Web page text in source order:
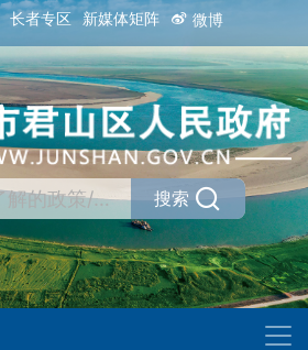
长者专区 新媒体矩阵 微博
搜索